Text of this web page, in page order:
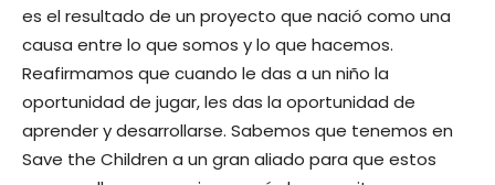
es el resultado de un proyecto que nació como una
causa entre lo que somos y lo que hacemos.
Reafirmamos que cuando le das a un niño la
oportunidad de jugar, les das la oportunidad de
aprender y desarrollarse. Sabemos que tenemos en
Save the Children a un gran aliado para que estos